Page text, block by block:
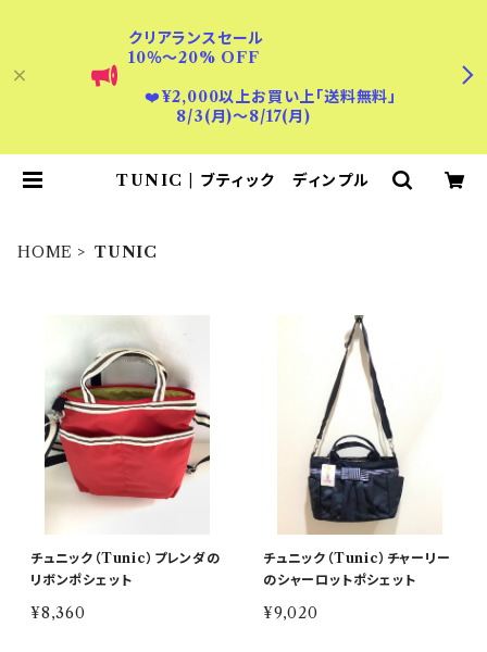
クリアランスセール
10％〜20% OFF
❤️¥2,000以上お買い上「送料無料」
8/3(月)〜8/17(月)
TUNIC | ブティック ディンプル
HOME TUNIC
チュニック（Tunic）プレンダの
リボンポシェット
¥8,360
チュニック（Tunic）チャーリー
のシャーロットポシェット
¥9,020